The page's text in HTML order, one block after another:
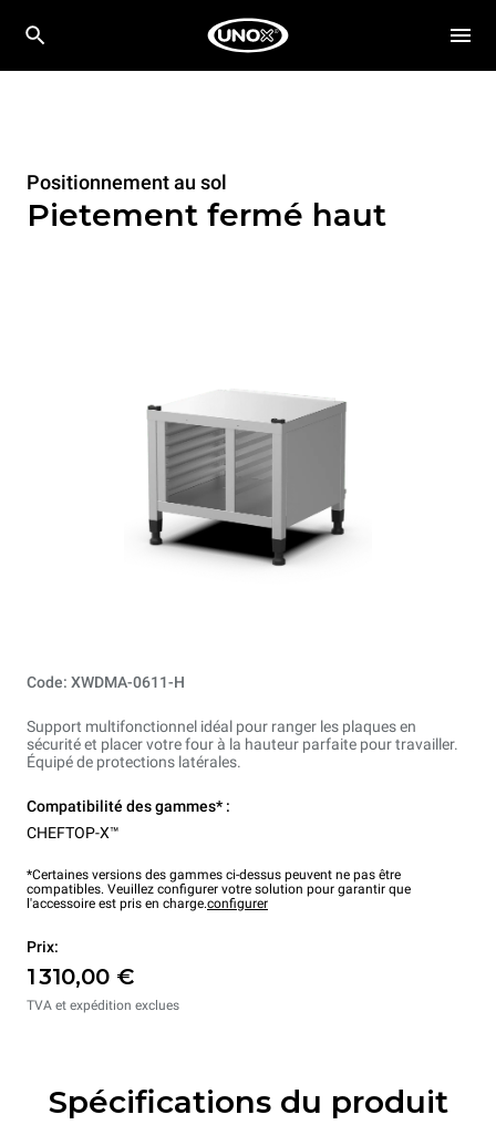
Positionnement au sol
Pietement fermé haut
Code: XWDMA-0611-H
Support multifonctionnel idéal pour ranger les plaques en
sécurité et placer votre four à la hauteur parfaite pour travailler.
Équipé de protections latérales.
Compatibilité des gammes* :
CHEFTOP-X™
*Certaines versions des gammes ci-dessus peuvent ne pas être
compatibles. Veuillez configurer votre solution pour garantir que
l'accessoire est pris en charge.configurer
Prix:
1 310,00 €
TVA et expédition exclues
Spécifications du produit